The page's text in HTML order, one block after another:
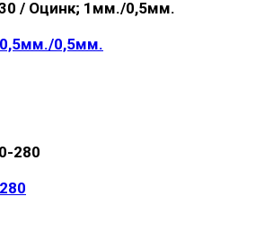
0,5мм.